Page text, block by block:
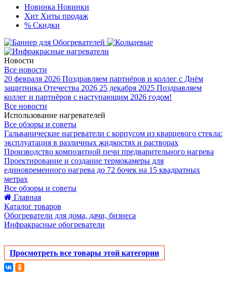
Новинка Новинки
Хит Хиты продаж
% Скидки
Новости
Все новости
20 февраля 2026 Поздравляем партнёров и коллег с Днём
защитника Отечества 2026 25 декабря 2025 Поздравляем
коллег и партнёров с наступающим 2026 годом!
Все новости
Использование нагревателей
Все обзоры и советы
Гальванические нагреватели с корпусом из кварцевого стекла:
эксплуатация в различных жидкостях и растворах
Производство композитной печи предварительного нагрева
Проектирование и создание термокамеры для
единовременного нагрева до 72 бочек на 15 квадратных
метрах
Все обзоры и советы
Главная
Каталог товаров
Обогреватели для дома, дачи, бизнеса
Инфракрасные обогреватели
Просмотреть все товары этой категории